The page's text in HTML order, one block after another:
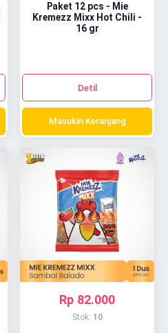
Paket 12 pcs - Mie
Kremezz Mixx Hot Chili -
16 gr
Detil
Masukin Keranjang
Rp 82.000
Stok: 10